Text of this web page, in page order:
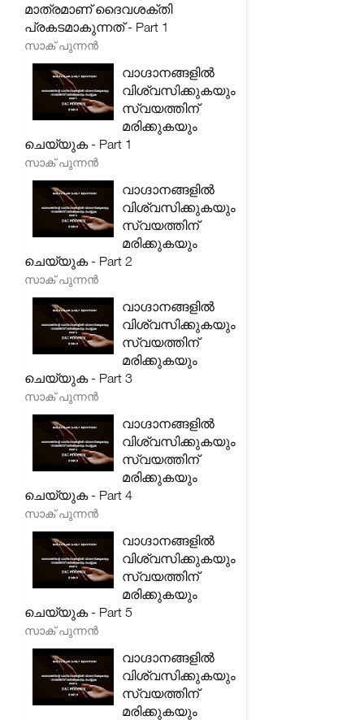
മാത്രമാണ് ദൈവശക്തി
പ്രകടമാകുന്നത് - Part 1
സാക് പുന്നൻ
വാഗ്ദാനങ്ങളിൽ
വിശ്വസിക്കുകയും
സ്വയത്തിന്
മരിക്കുകയും
ചെയ്യുക - Part 1
സാക് പുന്നൻ
വാഗ്ദാനങ്ങളിൽ
വിശ്വസിക്കുകയും
സ്വയത്തിന്
മരിക്കുകയും
ചെയ്യുക - Part 2
സാക് പുന്നൻ
വാഗ്ദാനങ്ങളിൽ
വിശ്വസിക്കുകയും
സ്വയത്തിന്
മരിക്കുകയും
ചെയ്യുക - Part 3
സാക് പുന്നൻ
വാഗ്ദാനങ്ങളിൽ
വിശ്വസിക്കുകയും
സ്വയത്തിന്
മരിക്കുകയും
ചെയ്യുക - Part 4
സാക് പുന്നൻ
വാഗ്ദാനങ്ങളിൽ
വിശ്വസിക്കുകയും
സ്വയത്തിന്
മരിക്കുകയും
ചെയ്യുക - Part 5
സാക് പുന്നൻ
വാഗ്ദാനങ്ങളിൽ
വിശ്വസിക്കുകയും
സ്വയത്തിന്
മരിക്കുകയും